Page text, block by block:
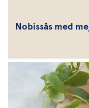
Nobissås med